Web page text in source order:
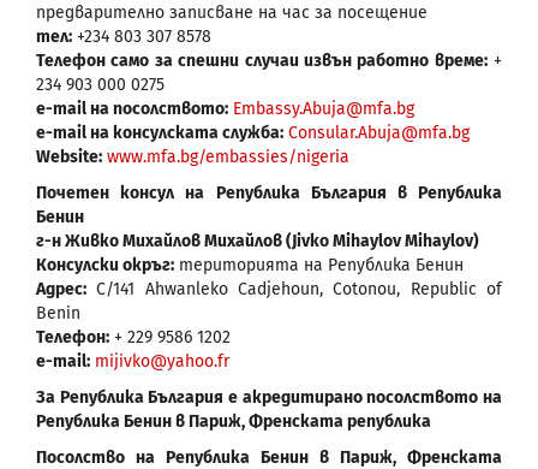
предварително записване на час за посещение
тел: +234 803 307 8578
Телефон само за спешни случаи извън работно време:+
234 903 000 0275
е-mail на посолството: Embassy.Abuja@mfa.bg
е-mail на консулската служба: Consular.Abuja@mfa.bg
Website: www.mfa.bg/embassies/nigeria
Почетен консул на Република България в Република
Бенин
г-н Живко Михайлов Михайлов (Jivko Mihaylov Mihaylov)
Консулски окръг: територията на Република Бенин
Адрес: C/141 Ahwanleko Cadjehoun, Cotonou, Republic of
Benin
Телефон: + 229 9586 1202
е-mail: mijivko@yahoo.fr
За Република България е акредитирано посолството на
Република Бенин в Париж, Френската република
Посолство на Република Бенин в Париж, Френската